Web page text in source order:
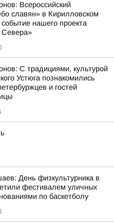
Всероссийский
славян» в Кирилловском
нашего проекта
Севера»
С традициями, культурой
Устюга познакомились
и гостей
День физкультурника в
фестивалем уличных
по баскетболу